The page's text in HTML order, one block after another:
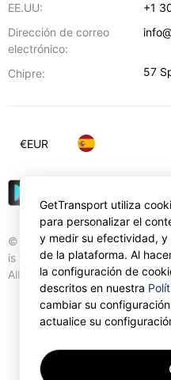
EE.UU:
+1
Dirección de correo
electrónico:
Chipre: 57
© Gettransport International
is trademark of Gettransport
All rights reserved.
€EUR
GetTransport utiliza
para personalizar el
y medir su efectividad, y
de la plataforma. Al
la configuración de
descritos en nuestra
cambiar su
actualice su